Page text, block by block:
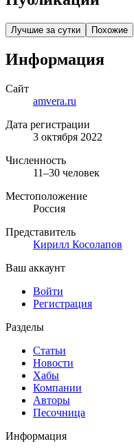
Лучшие за сутки Похожие
Информация
Сайт
amvera.ru
Дата регистрации
3 октября 2022
Численность
11–30 человек
Местоположение
Россия
Представитель
Кирилл Косолапов
Ваш аккаунт
Войти
Регистрация
Разделы
Статьи
Новости
Хабы
Компании
Авторы
Песочница
Информация